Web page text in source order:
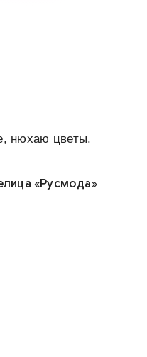
нюхаю цветы.
«Русмода»